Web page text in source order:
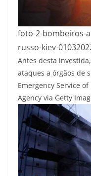
foto-2-bombeiros-
russo-kiev-
Antes desta
ataques a órgãos de
Emergency Service
Agency via Getty